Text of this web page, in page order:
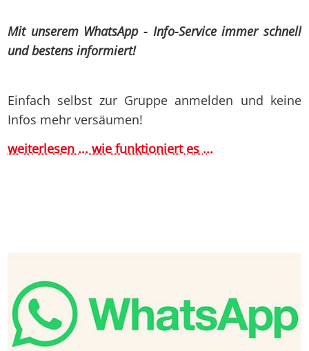
Mit unserem WhatsApp - Info-Service immer schnell
und bestens informiert!
Einfach selbst zur Gruppe anmelden und keine
Infos mehr versäumen!
weiterlesen ... wie funktioniert es ...